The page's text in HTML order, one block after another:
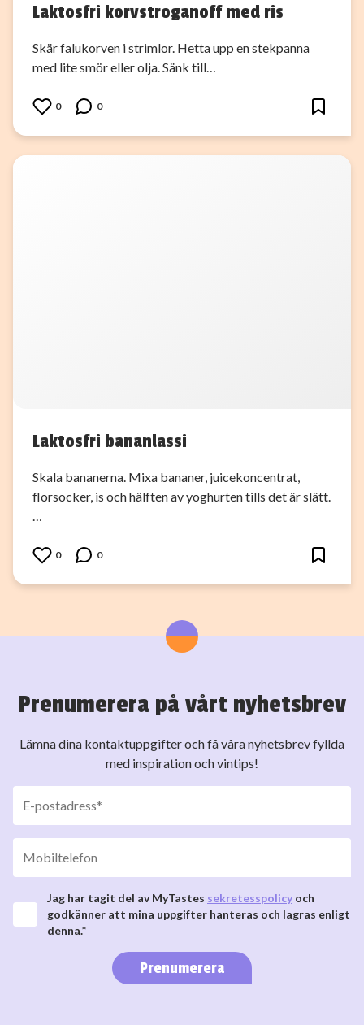
Laktosfri korvstroganoff med ris
Skär falukorven i strimlor. Hetta upp en stekpanna
med lite smör eller olja. Sänk till…
0 0
Laktosfri bananlassi
Skala bananerna. Mixa bananer, juicekoncentrat,
florsocker, is och hälften av yoghurten tills det är slätt.
0 0
Prenumerera på vårt nyhetsbrev
Lämna dina kontaktuppgifter och få våra nyhetsbrev fyllda
med inspiration och vintips!
Jag har tagit del av MyTastes sekretesspolicy och
godkänner att mina uppgifter hanteras och lagras enligt
denna.*
Prenumerera